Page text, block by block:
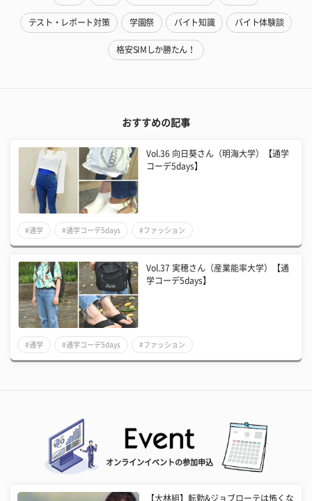
テスト・レポート対策 学園祭 バイト知識 バイト体験談
格安SIMしか勝たん！
おすすめの記事
Vol.36 向日葵さん（明海大学）【通学
コーデ5days】
#通学 #通学コーデ5days #ファッション
Vol.37 実穂さん（産業能率大学）【通
学コーデ5days】
#通学 #通学コーデ5days #ファッション
オンラインイベントの参加申込
【大林組】転勤&ジョブローテは怖くな